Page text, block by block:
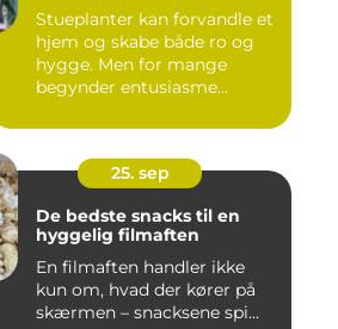
Stueplanter kan forvandle et
hjem og skabe både ro og
hygge. Men for mange
begynder entusiasme...
25. sep
De bedste snacks til en
hyggelig filmaften
En filmaften handler ikke
kun om, hvad der kører på
skærmen – snacksene spi...